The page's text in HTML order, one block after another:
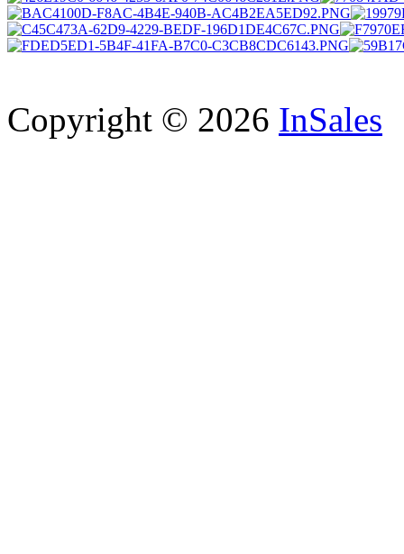
Copyright © 2026 InSales